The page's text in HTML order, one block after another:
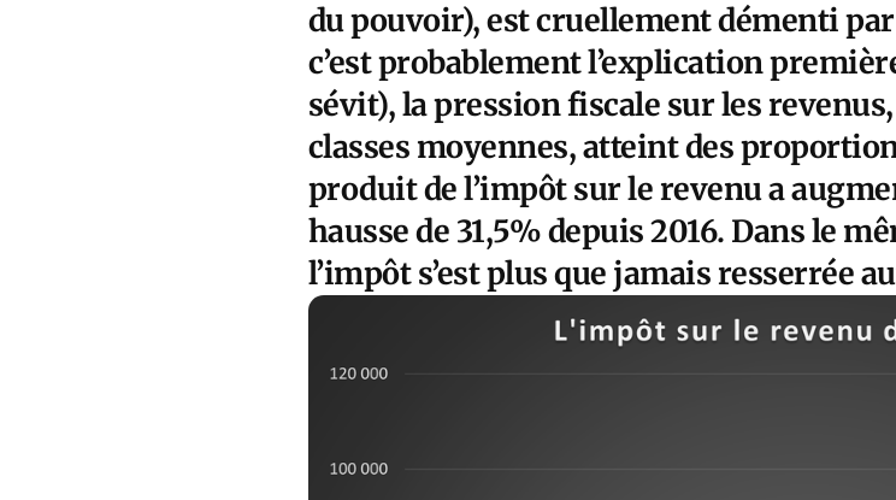
du pouvoir), est cruellement démenti
c’est probablement l’explication
sévit), la pression fiscale sur les
classes moyennes, atteint des
produit de l’impôt sur le revenu a
hausse de 31,5% depuis 2016. Dans le
l’impôt s’est plus que jamais resserrée